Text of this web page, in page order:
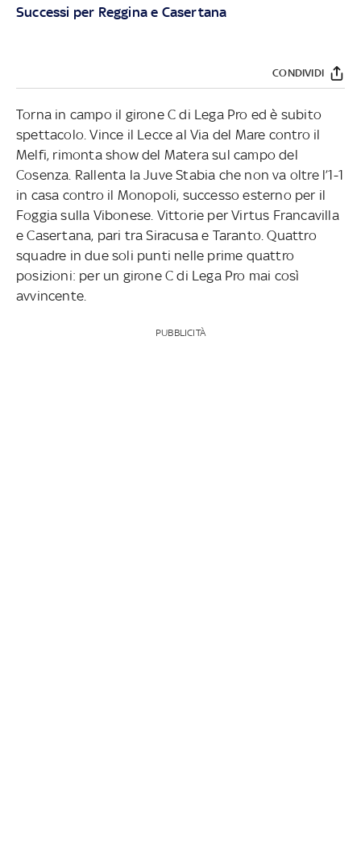
Successi per Reggina e Casertana
CONDIVIDI
Torna in campo il girone C di Lega Pro ed è subito
spettacolo. Vince il Lecce al Via del Mare contro il
Melfi, rimonta show del Matera sul campo del
Cosenza. Rallenta la Juve Stabia che non va oltre l’1-1
in casa contro il Monopoli, successo esterno per il
Foggia sulla Vibonese. Vittorie per Virtus Francavilla
e Casertana, pari tra Siracusa e Taranto. Quattro
squadre in due soli punti nelle prime quattro
posizioni: per un girone C di Lega Pro mai così
avvincente.
PUBBLICITÀ